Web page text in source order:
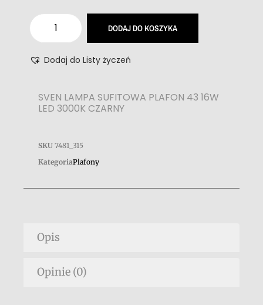
DODAJ DO KOSZYKA
Dodaj do Listy życzeń
SVEN LAMPA SUFITOWA PLAFON 43 16W
LED 3000K CZARNY
SKU 7481_315
KategoriaPlafony
Opis
Opinie (0)